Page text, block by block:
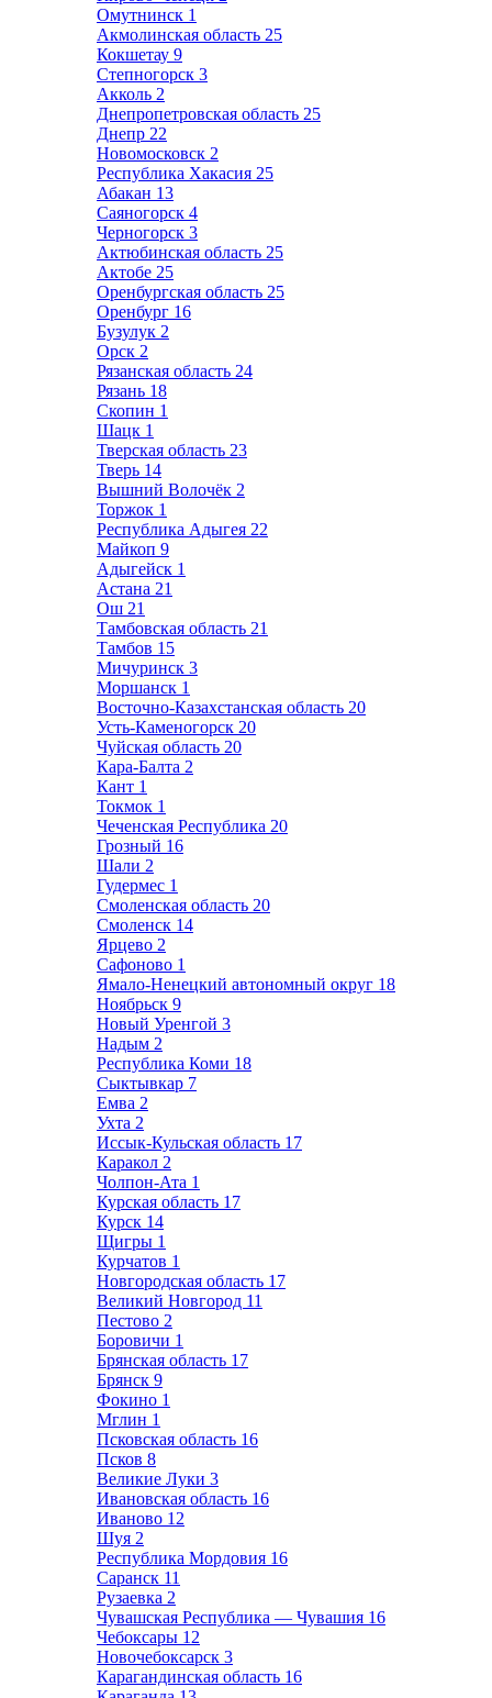
Омутнинск 1
Акмолинская область 25
Кокшетау 9
Степногорск 3
Акколь 2
Днепропетровская область 25
Днепр 22
Новомосковск 2
Республика Хакасия 25
Абакан 13
Саяногорск 4
Черногорск 3
Актюбинская область 25
Актобе 25
Оренбургская область 25
Оренбург 16
Бузулук 2
Орск 2
Рязанская область 24
Рязань 18
Скопин 1
Шацк 1
Тверская область 23
Тверь 14
Вышний Волочёк 2
Торжок 1
Республика Адыгея 22
Майкоп 9
Адыгейск 1
Астана 21
Ош 21
Тамбовская область 21
Тамбов 15
Мичуринск 3
Моршанск 1
Восточно-Казахстанская область 20
Усть-Каменогорск 20
Чуйская область 20
Кара-Балта 2
Кант 1
Токмок 1
Чеченская Республика 20
Грозный 16
Шали 2
Гудермес 1
Смоленская область 20
Смоленск 14
Ярцево 2
Сафоново 1
Ямало-Ненецкий автономный округ 18
Ноябрьск 9
Новый Уренгой 3
Надым 2
Республика Коми 18
Сыктывкар 7
Емва 2
Ухта 2
Иссык-Кульская область 17
Каракол 2
Чолпон-Ата 1
Курская область 17
Курск 14
Щигры 1
Курчатов 1
Новгородская область 17
Великий Новгород 11
Пестово 2
Боровичи 1
Брянская область 17
Брянск 9
Фокино 1
Мглин 1
Псковская область 16
Псков 8
Великие Луки 3
Ивановская область 16
Иваново 12
Шуя 2
Республика Мордовия 16
Саранск 11
Рузаевка 2
Чувашская Республика — Чувашия 16
Чебоксары 12
Новочебоксарск 3
Карагандинская область 16